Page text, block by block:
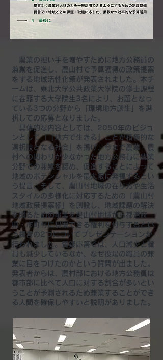
農業の担い手を増やすために地方公務員の
兼業を促進し、農山村で予算獲得の政策提案
をする地域活性化策が発表されました。本チ
ームは、東北大学公共政策大学院の修士課程
に在籍する大学院生3名により、お題となっ
ている3つの分野から「環境地方創生」を選
択しての応募となりました。
​ 具体的な内容としては、2050年のビジョ
ンとして「『地方で生きる』ことが積極的な
選択肢となる社会」を掲げ、今まで農業・農
村への関わりが少なかった地方公務員に農業
分野での兼業を認め、促進することによって
地域のポテンシャルを最大限に発揮するとい
う提言、そして、農山村地域の在り方や生活
スタイルの多様化に対応するための「農山村
地域政策提案権」を創設し、地域課題の解決
を図るための事業を農山村地域から都道府
県・市町村に提案できる権利を付与するとい
う提言の2つについてプレゼンテーションが
行われました。質疑応答では、人口減少と職
員も減少しているなか、なぜ役場の職員の兼
業に目をつけたのかという質問が出ました。
発表者からは、農村部における地方公務員は
都市部に比べて人口に対する割合が多いとい
うことが予測されるため兼業することができ
る人間を確保しやすいと説明がありました。